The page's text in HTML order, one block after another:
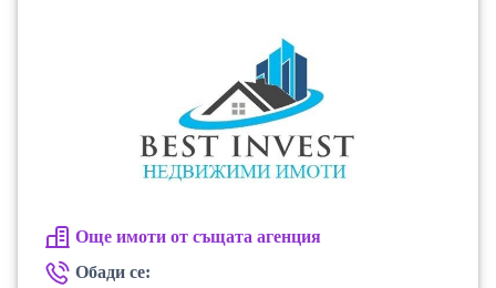
Още имоти от същата агенция
Обади се: